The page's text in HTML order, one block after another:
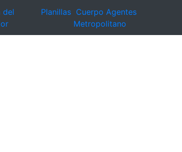
del
Planillas Cuerpo Agentes
Metropolitano